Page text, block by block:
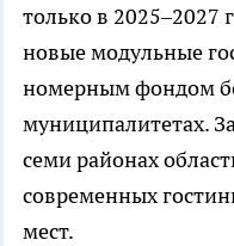
только в 2025–2027
новые модульные
номерным фондом
муниципалитетах.
семи районах
современных
мест.